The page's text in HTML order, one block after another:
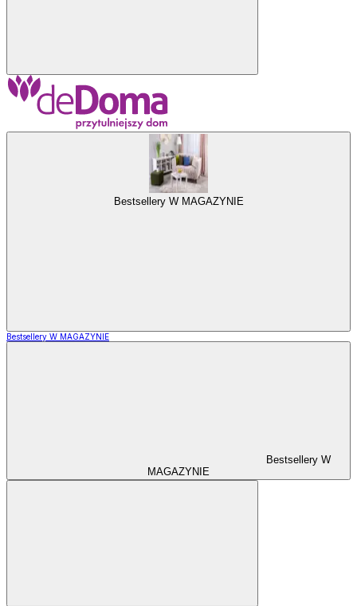
Bestsellery W MAGAZYNIE
Bestsellery W MAGAZYNIE
Bestsellery W
MAGAZYNIE